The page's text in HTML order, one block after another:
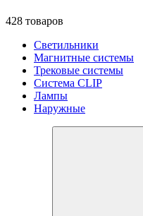
428 товаров
Светильники
Магнитные системы
Трековые системы
Система CLIP
Лампы
Наружные